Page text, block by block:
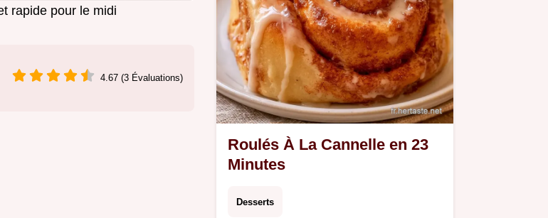
rapide pour le midi
4.67 (3 Évaluations)
Roulés À La Cannelle en 23
Minutes
Desserts